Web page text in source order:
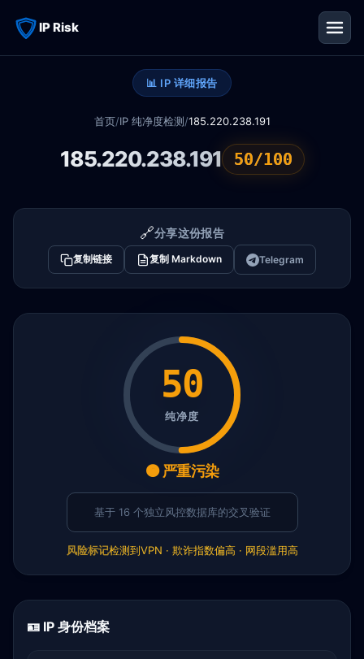
IP Risk
📊 IP 详细报告
首页/IP 纯净度检测/185.220.238.191
185.220.238.191 50/100
🔗分享这份报告
复制链接 复制 Markdown Telegram
50
纯净度
🟠 严重污染
基于 16 个独立风控数据库的交叉验证
风险标记检测到VPN · 欺诈指数偏高 · 网段滥用高
🪪 IP 身份档案